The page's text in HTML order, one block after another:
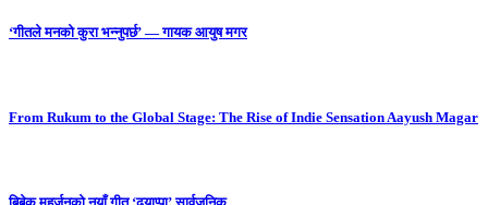
‘गीतले मनको कुरा भन्नुपर्छ’ — गायक आयुष मगर
From Rukum to the Global Stage: The Rise of Indie Sensation Aayush Magar